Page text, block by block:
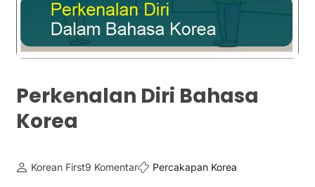
Perkenalan Diri Bahasa
Korea
Korean First9 Komentar Percakapan Korea